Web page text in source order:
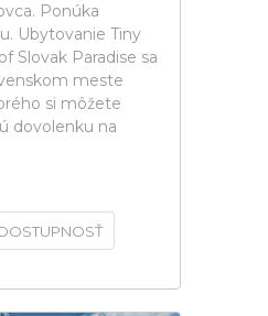
Ponúka
Ubytovanie Tiny
Slovak Paradise sa
meste
si môžete
dovolenku na